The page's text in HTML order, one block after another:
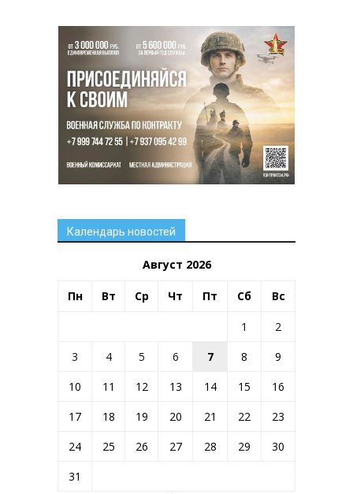
Календарь новостей
Август 2026
Пн Вт Ср Чт Пт Сб Вс
1
2
3
4 5 6 7 8
9
10
11 12 13 14 15
16
17
18 19 20 21 22
23
24
25 26 27 28 29
30
31